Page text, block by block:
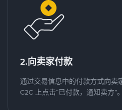
2.向卖家付款
通过交易信息中的付款方式向卖
C2C 上点击“已付款，通知卖方”。